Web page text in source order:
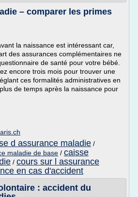
– comparer les primes
la naissance est intéressant car,
des assurances complémentaires ne
de santé pour votre bébé.
encore trois mois pour trouver une
ces formalités administratives en
de temps après la naissance pour
d assurance maladie /
maladie de base / caisse
/ cours sur l assurance
en cas d'accident
: accident du